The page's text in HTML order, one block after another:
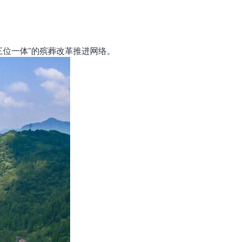
一体”的殡葬改革推进网络。